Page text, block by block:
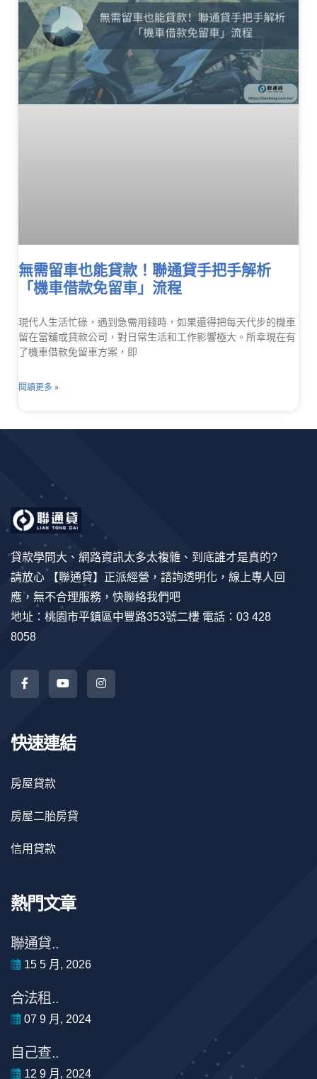
無需留車也能貸款！聯通貸手把手解析
「機車借款免留車」流程
現代人生活忙碌，遇到急需用錢時，如果還得把每天代步的機車
留在當舖或貸款公司，對日常生活和工作影響極大。所幸現在有
了機車借款免留車方案，即
閱讀更多 »
貸款學問大、網路資訊太多太複雜、到底誰才是真的?
請放心 【聯通貸】正派經營，諮詢透明化，線上專人回
應，無不合理服務，快聯絡我們吧
地址：桃園市平鎮區中豐路353號二樓 電話：03 428
8058
快速連結
房屋貸款
房屋二胎房貸
信用貸款
熱門文章
聯通貸..
15 5 月, 2026
合法租..
07 9 月, 2024
自己查..
12 9 月, 2024